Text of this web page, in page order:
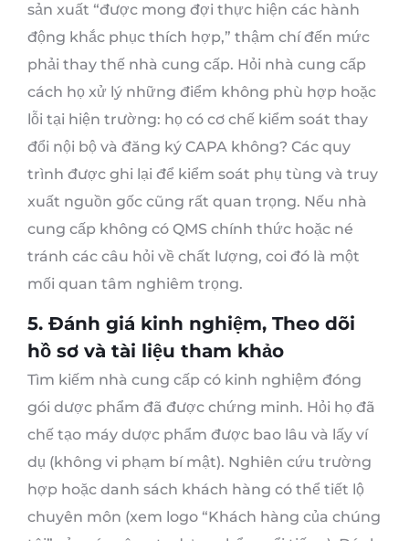
sản xuất “được mong đợi thực hiện các hành
động khắc phục thích hợp,” thậm chí đến mức
phải thay thế nhà cung cấp. Hỏi nhà cung cấp
cách họ xử lý những điểm không phù hợp hoặc
lỗi tại hiện trường: họ có cơ chế kiểm soát thay
đổi nội bộ và đăng ký CAPA không? Các quy
trình được ghi lại để kiểm soát phụ tùng và truy
xuất nguồn gốc cũng rất quan trọng. Nếu nhà
cung cấp không có QMS chính thức hoặc né
tránh các câu hỏi về chất lượng, coi đó là một
mối quan tâm nghiêm trọng.
5. Đánh giá kinh nghiệm, Theo dõi
hồ sơ và tài liệu tham khảo
Tìm kiếm nhà cung cấp có kinh nghiệm đóng
gói dược phẩm đã được chứng minh. Hỏi họ đã
chế tạo máy dược phẩm được bao lâu và lấy ví
dụ (không vi phạm bí mật). Nghiên cứu trường
hợp hoặc danh sách khách hàng có thể tiết lộ
chuyên môn (xem logo “Khách hàng của chúng